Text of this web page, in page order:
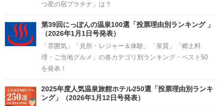
つ星の宿プラチナ」は？
第39回にっぽんの温泉100選「投票理由別ランキング 」
（2026年1月1日号発表）
「雰囲気」「見所・レジャー＆体験」「泉質」「郷土料
理・ご当地グルメ」の各カテゴリ別ランキング・ベスト50
を発表！
2025年度人気温泉旅館ホテル250選「投票理由別ランキ
ング」（2026年1月12日号発表）